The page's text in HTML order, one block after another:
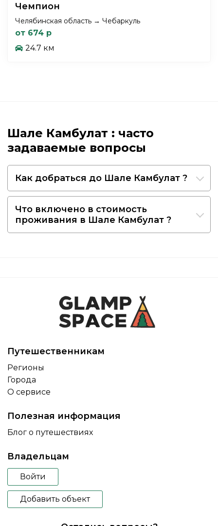
Чемпион
Челябинская область → Чебаркуль
от 674 р
24.7 км
Шале Камбулат : часто
задаваемые вопросы
Как добраться до Шале Камбулат ?
Что включено в стоимость
проживания в Шале Камбулат ?
Путешественникам
Регионы
Города
О сервисе
Полезная информация
Блог о путешествиях
Владельцам
Войти
Добавить объект